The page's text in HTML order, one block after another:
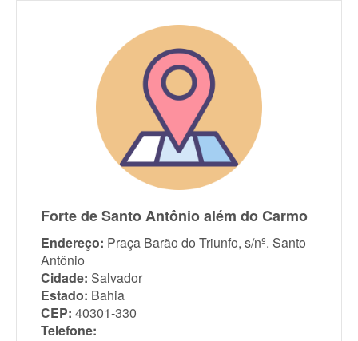
Forte de Santo Antônio além do Carmo
Endereço: Praça Barão do Triunfo, s/nº. Santo
Antônio
Cidade: Salvador
Estado: Bahia
CEP: 40301-330
Telefone: